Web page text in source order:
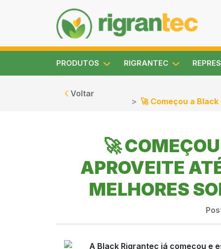
PRODUTOS RIGRANTEC
Voltar
🚀 Começou a
🚀
APROVEITE
MELHORES